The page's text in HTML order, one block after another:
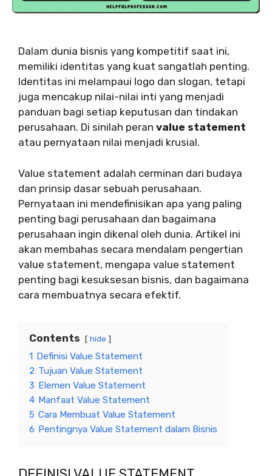
Dalam dunia bisnis yang kompetitif saat ini,
memiliki identitas yang kuat sangatlah penting.
Identitas ini melampaui logo dan slogan, tetapi
juga mencakup nilai-nilai inti yang menjadi
panduan bagi setiap keputusan dan tindakan
perusahaan. Di sinilah peran value statement
atau pernyataan nilai menjadi krusial.
Value statement adalah cerminan dari budaya
dan prinsip dasar sebuah perusahaan.
Pernyataan ini mendefinisikan apa yang paling
penting bagi perusahaan dan bagaimana
perusahaan ingin dikenal oleh dunia. Artikel ini
akan membahas secara mendalam pengertian
value statement, mengapa value statement
penting bagi kesuksesan bisnis, dan bagaimana
cara membuatnya secara efektif.
Contents hide
1 Definisi Value Statement
2 Tujuan Value Statement
3 Elemen Value Statement
4 Manfaat Value Statement
5 Cara Membuat Value Statement
6 Pentingnya Value Statement dalam Bisnis